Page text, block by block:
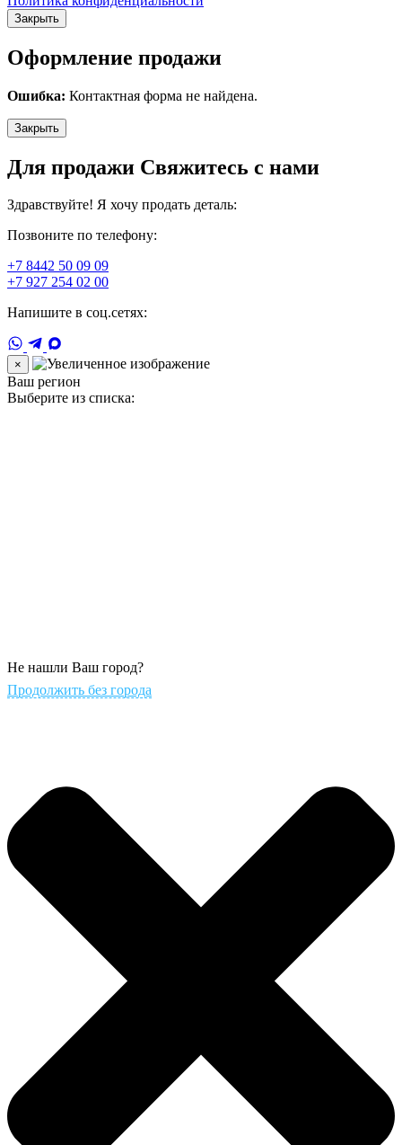
Закрыть
Оформление продажи
Ошибка: Контактная форма не найдена.
Закрыть
Для продажи Свяжитесь с нами
Здравствуйте! Я хочу продать деталь:
Позвоните по телефону:
+7 8442 50 09 09
+7 927 254 02 00
Напишите в соц.сетях:
×
Ваш регион
Выберите из списка:
Не нашли Ваш город?
Продолжить без города